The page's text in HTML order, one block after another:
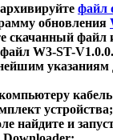
файл
обновления
скачанный файл
W3-ST-
указаниям
устройства;
найдите и